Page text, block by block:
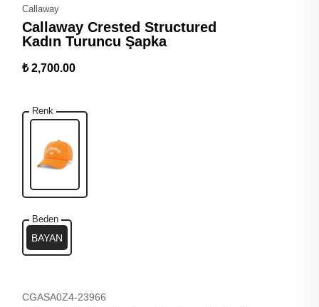
Callaway
Callaway Crested Structured
Kadın Turuncu Şapka
₺ 2,700.00
Renk
Beden
BAYAN
CGASA0Z4-23966